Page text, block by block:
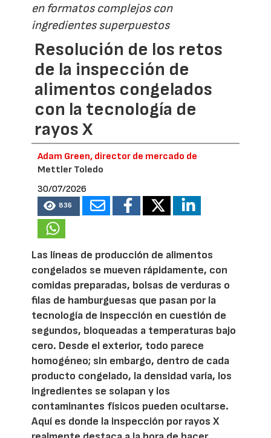
en formatos complejos con
ingredientes superpuestos
Resolución de los retos
de la inspección de
alimentos congelados
con la tecnología de
rayos X
Adam Green, director de mercado de
Mettler Toledo
30/07/2026
836
Las líneas de producción de alimentos
congelados se mueven rápidamente, con
comidas preparadas, bolsas de verduras o
filas de hamburguesas que pasan por la
tecnología de inspección en cuestión de
segundos, bloqueadas a temperaturas bajo
cero. Desde el exterior, todo parece
homogéneo; sin embargo, dentro de cada
producto congelado, la densidad varía, los
ingredientes se solapan y los
contaminantes físicos pueden ocultarse.
Aquí es donde la inspección por rayos X